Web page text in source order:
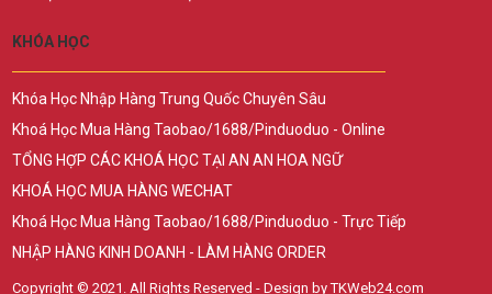
KHÓA HỌC
Khóa Học Nhập Hàng Trung Quốc Chuyên Sâu
Khoá Học Mua Hàng Taobao/1688/Pinduoduo - Online
TỔNG HỢP CÁC KHOÁ HỌC TẠI AN AN HOA NGỮ
KHOÁ HỌC MUA HÀNG WECHAT
Khoá Học Mua Hàng Taobao/1688/Pinduoduo - Trực Tiếp
NHẬP HÀNG KINH DOANH - LÀM HÀNG ORDER
Copyright © 2021. All Rights Reserved - Design by TKWeb24.com